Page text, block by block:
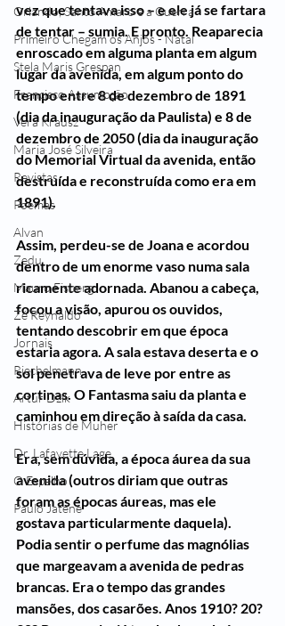
Orlando, Santo Amaro e a Guerra
Primeiro Chegam os Anjos - Natal
Stela Maris Grespan
Francisco Assumpção
Vera Krausz
Maria José Silveira
Revistas
Poemas
Alvan
Zedu
Mauro Fisberg
Zé Reynaldo
Jornais
Riechelmann
Artur Dzik
Histórias de Muher
Dr. Lafayette Lage
O Espelho
Paulo Jatene
vez que tentava isso – e ele já se fartara
de tentar – sumia. E pronto. Reaparecia
enroscado em alguma planta em algum
lugar da avenida, em algum ponto do
tempo entre 8 de dezembro de 1891
(dia da inauguração da Paulista) e 8 de
dezembro de 2050 (dia da inauguração
do Memorial Virtual da avenida, então
destruída e reconstruída como era em
1891).
Assim, perdeu-se de Joana e acordou
dentro de um enorme vaso numa sala
ricamente adornada. Abanou a cabeça,
focou a visão, apurou os ouvidos,
tentando descobrir em que época
estaria agora. A sala estava deserta e o
sol penetrava de leve por entre as
cortinas. O Fantasma saiu da planta e
caminhou em direção à saída da casa.
Era, sem dúvida, a época áurea da sua
avenida (outros diriam que outras
foram as épocas áureas, mas ele
gostava particularmente daquela).
Podia sentir o perfume das magnólias
que margeavam a avenida de pedras
brancas. Era o tempo das grandes
mansões, dos casarões. Anos 1910? 20?